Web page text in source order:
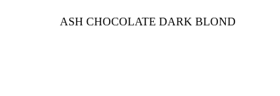
ASH CHOCOLATE DARK BLOND